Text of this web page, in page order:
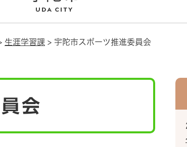
生涯学習課 > 宇陀市スポーツ推進委員会
会